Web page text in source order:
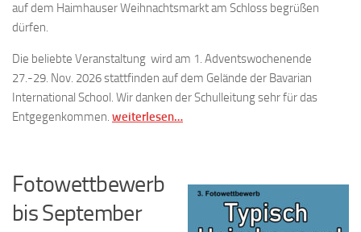
auf dem Haimhauser Weihnachtsmarkt am Schloss begrüßen
dürfen.
Die beliebte Veranstaltung wird am 1. Adventswochenende
27.-29. Nov. 2026 stattfinden auf dem Gelände der Bavarian
International School. Wir danken der Schulleitung sehr für das
Entgegenkommen. weiterlesen…
Fotowettbewerb
bis September